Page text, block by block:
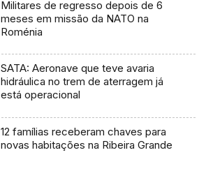
Militares de regresso depois de 6
meses em missão da NATO na
Roménia
SATA: Aeronave que teve avaria
hidráulica no trem de aterragem já
está operacional
12 famílias receberam chaves para
novas habitações na Ribeira Grande